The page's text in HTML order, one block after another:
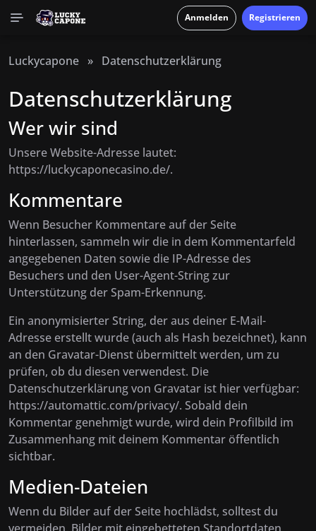
Anmelden Registrieren
Luckycapone » Datenschutzerklärung
Datenschutzerklärung
Wer wir sind
Unsere Website-Adresse lautet:
https://luckycaponecasino.de/.
Kommentare
Wenn Besucher Kommentare auf der Seite
hinterlassen, sammeln wir die in dem Kommentarfeld
angegebenen Daten sowie die IP-Adresse des
Besuchers und den User-Agent-String zur
Unterstützung der Spam-Erkennung.
Ein anonymisierter String, der aus deiner E-Mail-
Adresse erstellt wurde (auch als Hash bezeichnet), kann
an den Gravatar-Dienst übermittelt werden, um zu
prüfen, ob du diesen verwendest. Die
Datenschutzerklärung von Gravatar ist hier verfügbar:
https://automattic.com/privacy/. Sobald dein
Kommentar genehmigt wurde, wird dein Profilbild im
Zusammenhang mit deinem Kommentar öffentlich
sichtbar.
Medien-Dateien
Wenn du Bilder auf der Seite hochlädst, solltest du